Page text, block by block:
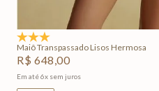
Adicionar na sacola
Maiô Transpassado Lisos Hermosa
R$ 648,00
Em até6x sem juros